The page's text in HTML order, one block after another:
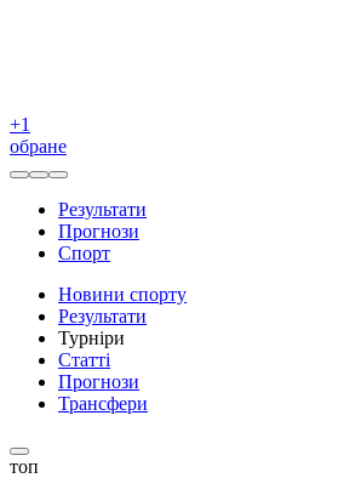
+1
обране
Результати
Прогнози
Спорт
Новини спорту
Результати
Турніри
Статті
Прогнози
Трансфери
топ